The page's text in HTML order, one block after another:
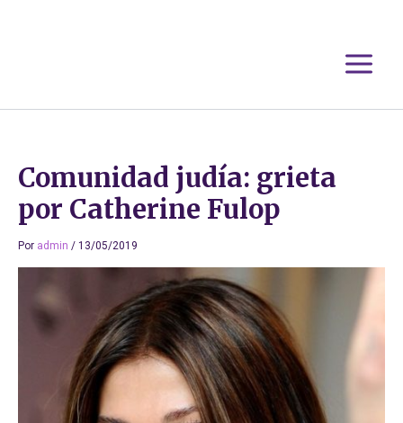
Comunidad judía: grieta
por Catherine Fulop
Por admin / 13/05/2019